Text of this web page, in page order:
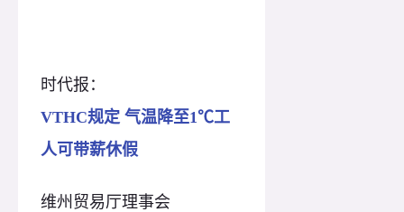
时代报：
VTHC规定 气温降至1℃工
人可带薪休假
维州贸易厅理事会